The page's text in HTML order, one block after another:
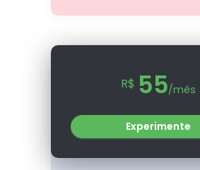
R$ 55/mês
Experimente